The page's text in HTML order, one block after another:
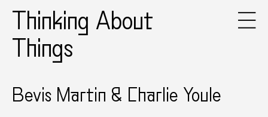
Thinking About
Things
Bevis Martin & Charlie Youle